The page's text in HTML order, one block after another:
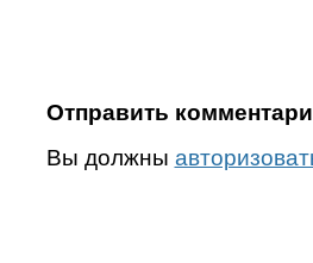
Отправить
Вы должны